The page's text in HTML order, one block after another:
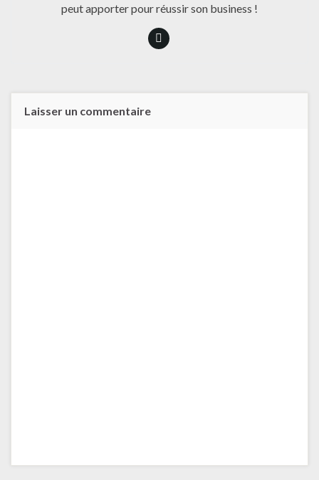
peut apporter pour réussir son business !
Laisser un commentaire